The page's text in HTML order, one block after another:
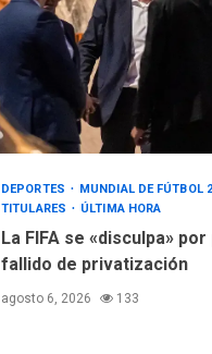
DEPORTES
MUNDIAL DE FÚTBOL
TITULARES
ÚLTIMA HORA
La FIFA se «disculpa» por
fallido de privatización
agosto 6, 2026 133